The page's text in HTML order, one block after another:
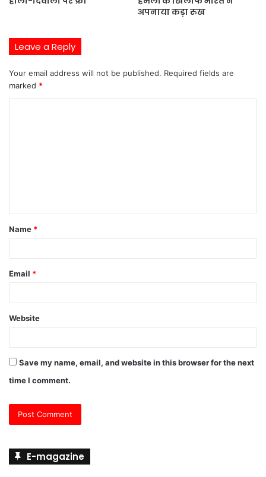
अपनाया कड़ा रुख
Leave a Reply
Your email address will not be published. Required fields are
marked *
t
*
Name *
Email *
Website
Save my name, email, and website in this browser for the next
time I comment.
E-magazine